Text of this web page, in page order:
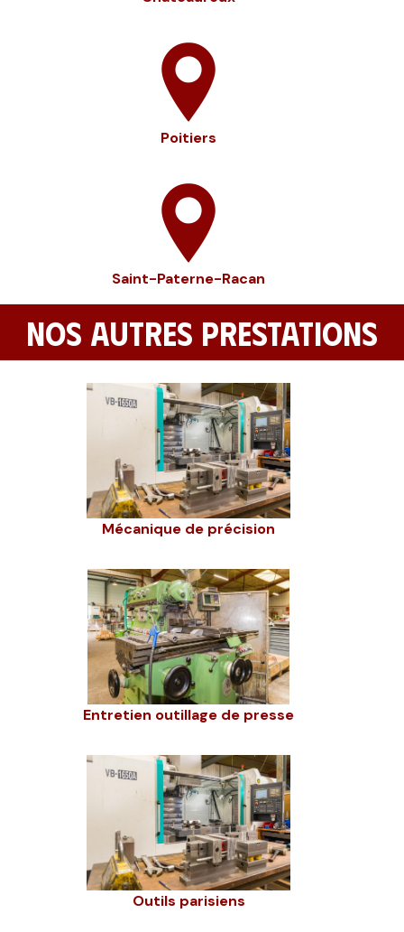
Poitiers
Saint-Paterne-Racan
NOS AUTRES PRESTATIONS
Mécanique de précision
Entretien outillage de presse
Outils parisiens